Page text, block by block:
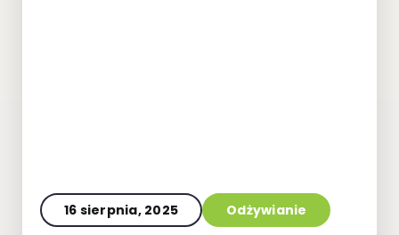
16 sierpnia, 2025 Odżywianie